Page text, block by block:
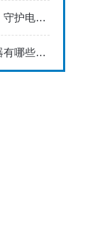
看门狗真空断路器：守护电力安全的利器
ZW32-12真空断路器有哪些主要特点？